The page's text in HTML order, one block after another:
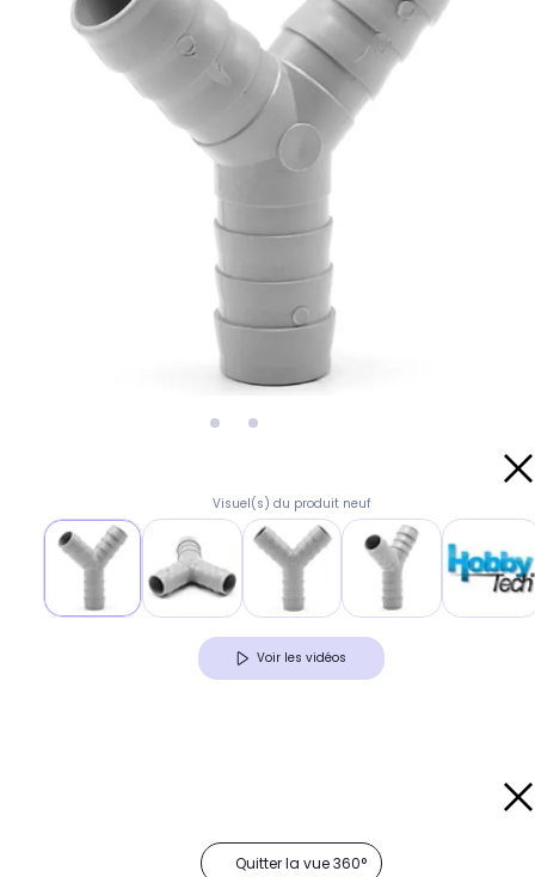
Visuel(s) du produit neuf
Voir les vidéos
Quitter la vue 360°